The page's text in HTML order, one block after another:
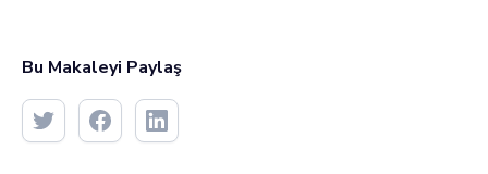
Bu Makaleyi Paylaş